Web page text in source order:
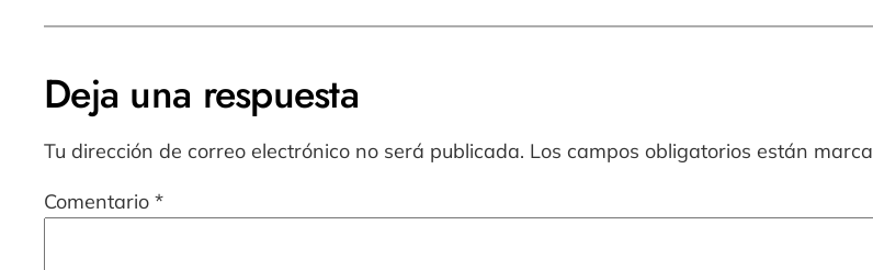
Deja una respuesta
Tu dirección de correo electrónico no será publicada. Los campos obligatorios están
Comentario *